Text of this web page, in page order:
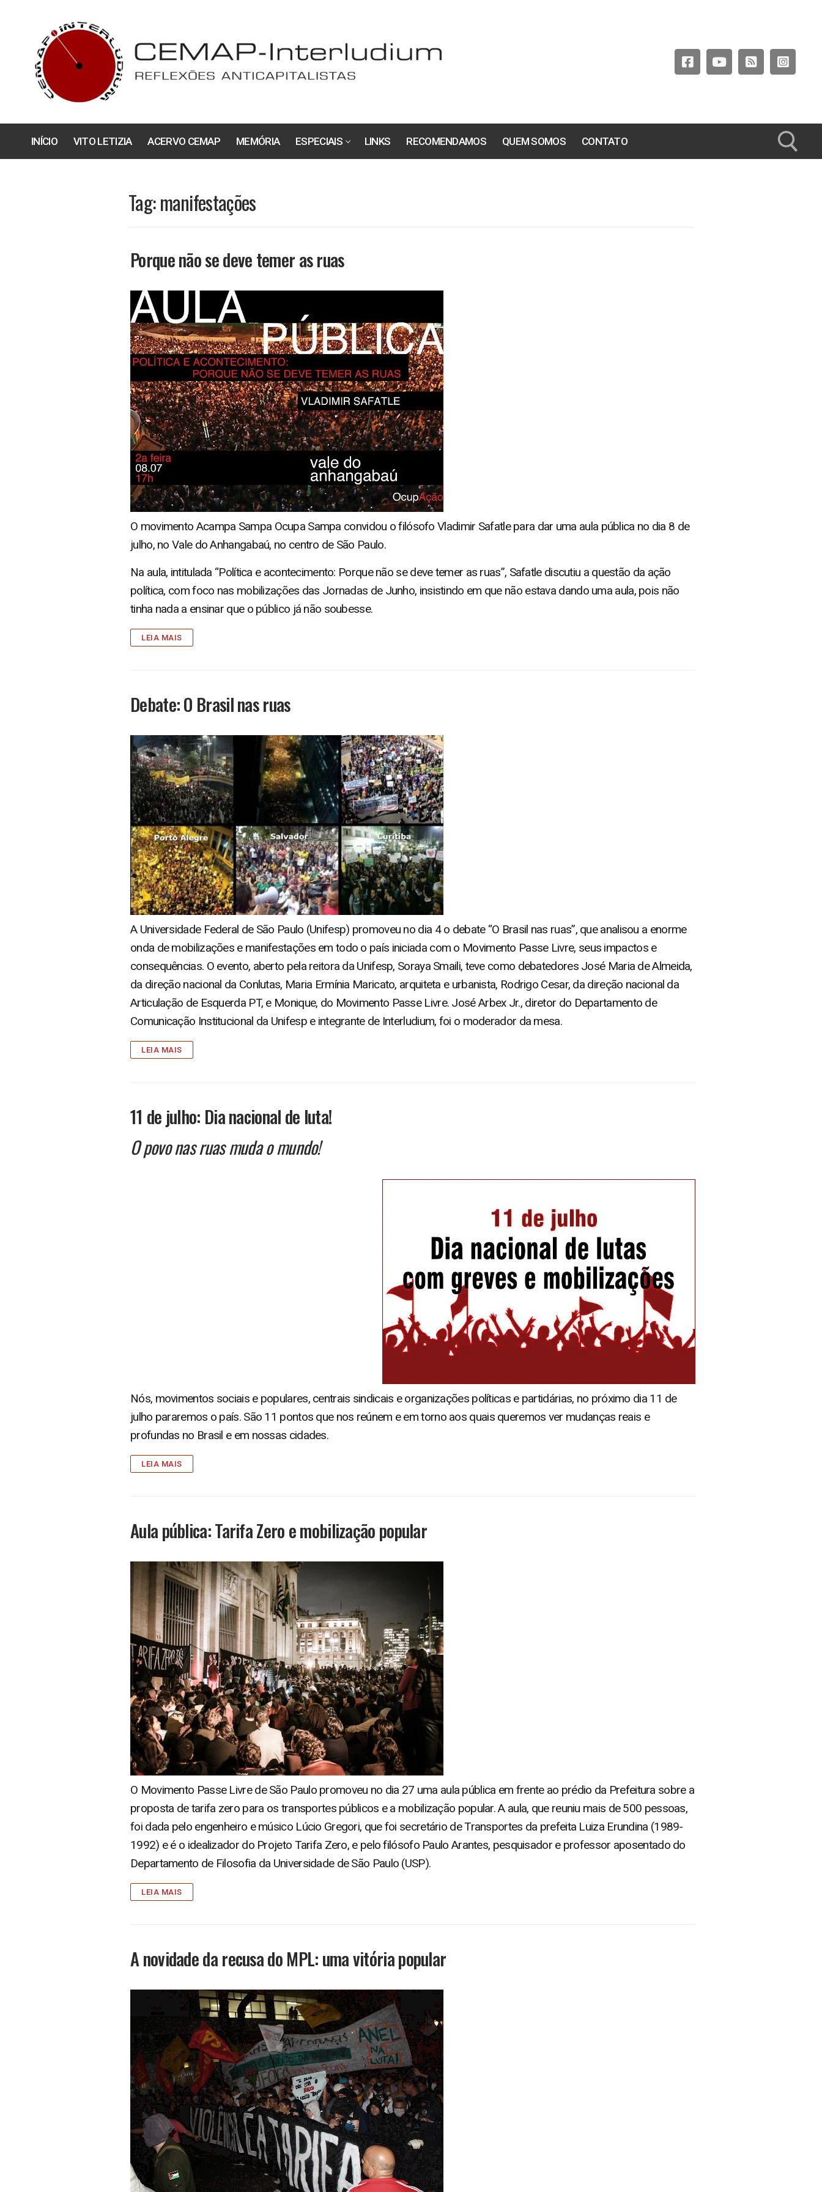
conteúdo
INÍCIO VITO LETIZIA ACERVO CEMAP MEMÓRIA ESPECIAIS LINKS RECOMENDAMOS QUEM SOMOS CONTATO
Tag:manifestações
Porque não se deve temer as ruas
O movimento Acampa Sampa Ocupa Sampa convidou o filósofo Vladimir Safatle para dar uma aula pública no dia 8 de
julho, no Vale do Anhangabaú, no centro de São Paulo.
Na aula, intitulada “Política e acontecimento: Porque não se deve temer as ruas”, Safatle discutiu a questão da ação
política, com foco nas mobilizações das Jornadas de Junho, insistindo em que não estava dando uma aula, pois não
tinha nada a ensinar que o público já não soubesse.
LEIA MAIS
Debate: O Brasil nas ruas
A Universidade Federal de São Paulo (Unifesp) promoveu no dia 4 o debate “O Brasil nas ruas”, que analisou a enorme
onda de mobilizações e manifestações em todo o país iniciada com o Movimento Passe Livre, seus impactos e
consequências. O evento, aberto pela reitora da Unifesp, Soraya Smaili, teve como debatedores José Maria de Almeida,
da direção nacional da Conlutas, Maria Ermínia Maricato, arquiteta e urbanista, Rodrigo Cesar, da direção nacional da
Articulação de Esquerda PT, e Monique, do Movimento Passe Livre. José Arbex Jr., diretor do Departamento de
Comunicação Institucional da Unifesp e integrante de Interludium, foi o moderador da mesa.
LEIA MAIS
11 de julho: Dia nacional de luta!
O povo nas ruas muda o mundo!
Nós, movimentos sociais e populares, centrais sindicais e organizações políticas e partidárias, no próximo dia 11 de
julho pararemos o país. São 11 pontos que nos reúnem e em torno aos quais queremos ver mudanças reais e
profundas no Brasil e em nossas cidades.
LEIA MAIS
Aula pública: Tarifa Zero e mobilização popular
O Movimento Passe Livre de São Paulo promoveu no dia 27 uma aula pública em frente ao prédio da Prefeitura sobre a
proposta de tarifa zero para os transportes públicos e a mobilização popular. A aula, que reuniu mais de 500 pessoas,
foi dada pelo engenheiro e músico Lúcio Gregori, que foi secretário de Transportes da prefeita Luiza Erundina (1989-
1992) e é o idealizador do Projeto Tarifa Zero, e pelo filósofo Paulo Arantes, pesquisador e professor aposentado do
Departamento de Filosofia da Universidade de São Paulo (USP).
LEIA MAIS
A novidade da recusa do MPL: uma vitória popular